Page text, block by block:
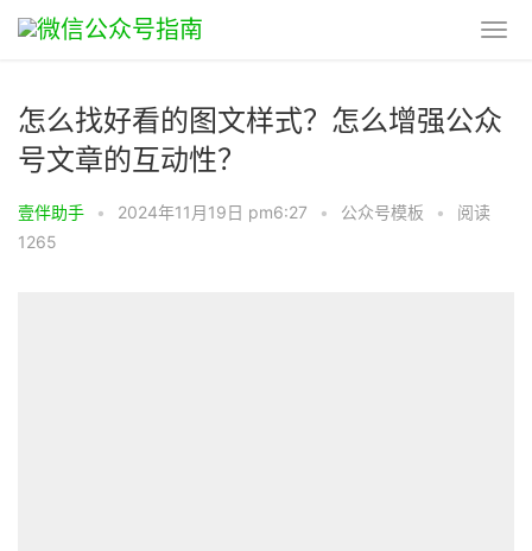
怎么找好看的图文样式？怎么增强公众
号文章的互动性？
壹伴助手 • 2024年11月19日 pm6:27 • 公众号模板 •
阅读
1265